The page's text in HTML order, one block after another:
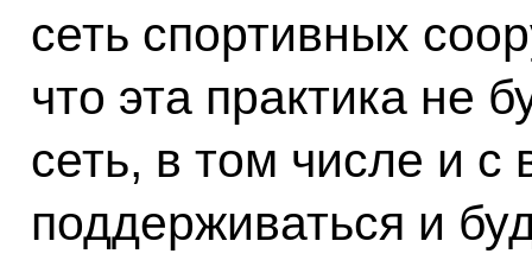
сеть спортивных
что эта практика не
сеть, в том числе и
поддерживаться и